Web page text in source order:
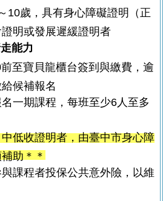
10歲，具有身心障礙證明（正
明或發展遲緩證明者
能力
至寶貝龍櫃台簽到與繳費，逾
候補報名
一期課程，每班至少6人至多
低收證明者，由臺中市身心障
助＊＊
課程者投保公共意外險，以維